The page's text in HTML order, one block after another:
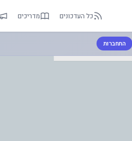
כל העדכונים מדריכים
התחברות